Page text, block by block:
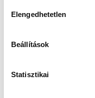
kiválasztása
Elengedhetetlen
Beállítások
Statisztikai
loadingwww.bicapp.hu